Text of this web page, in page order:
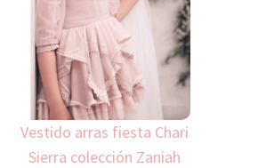
Vestido arras fiesta Chari
Sierra colección Zaniah
era:
215,00 €.
es:
111,50 €.
tiene
múltiples
variantes.
Las
opciones